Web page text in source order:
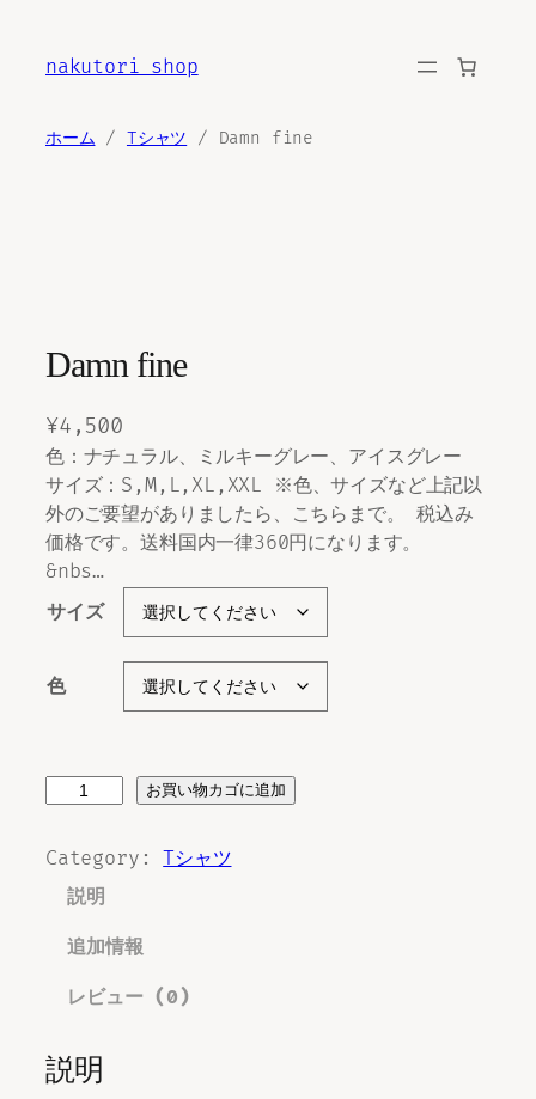
nakutori shop
ホーム / Tシャツ / Damn fine
Damn fine
¥4,500
色：ナチュラル、ミルキーグレー、アイスグレー
サイズ：S,M,L,XL,XXL ※色、サイズなど上記以
外のご要望がありましたら、こちらまで。 税込み
価格です。送料国内一律360円になります。
&nbs…
サイズ
色
m
お買い物カゴに追加
Category:Tシャツ
説明
追加情報
レビュー (0)
説明